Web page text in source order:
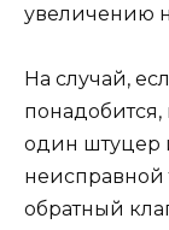
увеличению
На случай,
один штуцер
неисправной
обратный